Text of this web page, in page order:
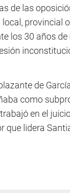
de las
provincial
los 30 años
de
como
en el
que lidera